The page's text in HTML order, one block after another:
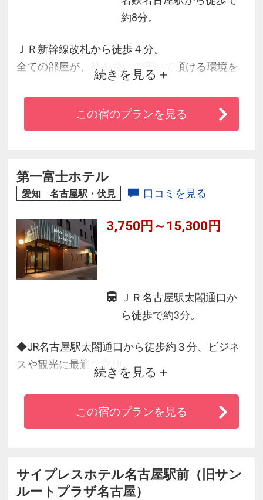
約8分。
ＪＲ新幹線改札から徒歩４分。
全ての部屋が、靴を脱いで寛いで頂ける環境を
整え、フローリングタイプツインでは自宅感覚
でリラックスした時間をお過ごし頂けます。
高層階にはレディスルームをご用意。女性専用
朝のお目覚め後は、焼きたてのパンを中心にし
た無料朝食を、お召し上り頂きます。
続きを見る
この宿のプランを見る
第一富士ホテル
愛知 名古屋駅・伏見 口コミを見る
3,750円～15,300円
ＪＲ名古屋駅太閤通口か
ら徒歩で約3分。
◆JR名古屋駅太閤通口から徒歩約３分、ビジネ
スや観光に最適な立地。
◆客室ではWifi(無線LAN)有線LAN ダブルで利用
可能！接続は無料！◆お部屋は温かみのある落
ち着いた空間。一部のお部屋にはリクライニン
続きを見る
この宿のプランを見る
サイプレスホテル名古屋駅前（旧サン
ルートプラザ名古屋）